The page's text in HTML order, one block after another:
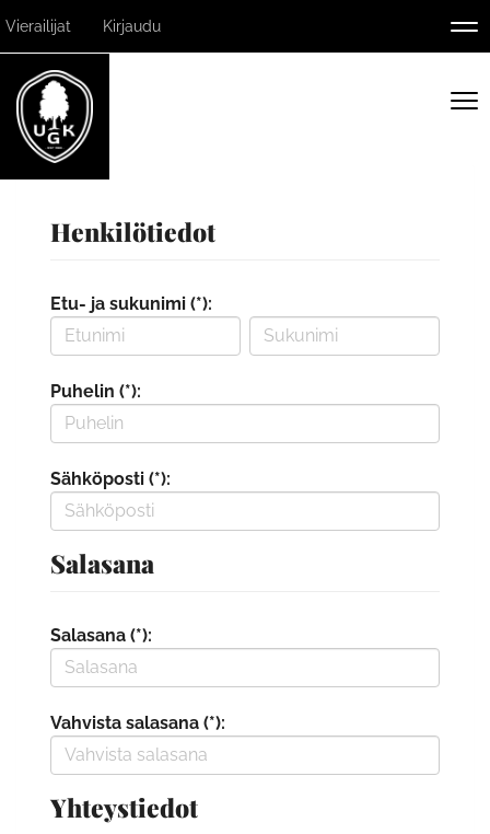
Vierailijat Kirjaudu
Henkilötiedot
Etu- ja sukunimi (*):
Puhelin (*):
Sähköposti (*):
Salasana
Salasana (*):
Vahvista salasana (*):
Yhteystiedot